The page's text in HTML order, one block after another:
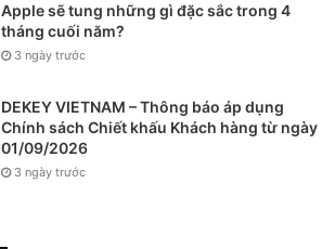
Apple sẽ tung những gì đặc sắc trong 4
tháng cuối năm?
3 ngày trước
DEKEY VIETNAM – Thông báo áp dụng
Chính sách Chiết khấu Khách hàng từ ngày
01/09/2026
3 ngày trước